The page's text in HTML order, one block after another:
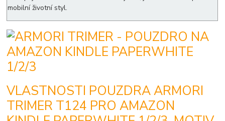
mobilní životní styl.
VLASTNOSTI POUZDRA ARMORI
TRIMER T124 PRO AMAZON